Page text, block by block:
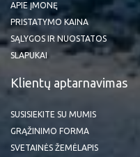
APIE ĮMONĘ
PRISTATYMO KAINA
SĄLYGOS IR NUOSTATOS
SLAPUKAI
Klientų aptarnavimas
SUSISIEKITE SU MUMIS
GRĄŽINIMO FORMA
SVETAINĖS ŽEMĖLAPIS